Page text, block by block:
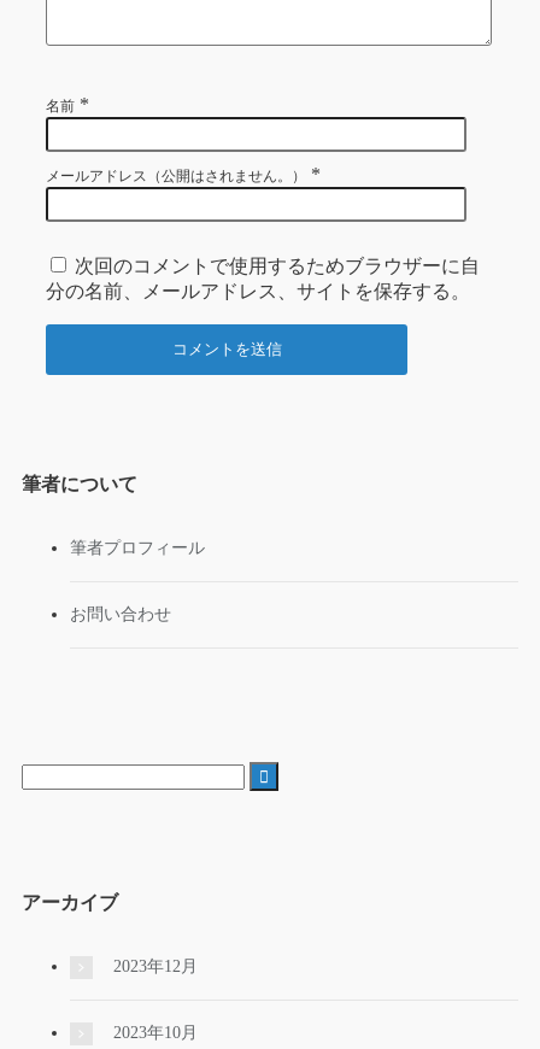
名前 *
メールアドレス（公開はされません。） *
次回のコメントで使用するためブラウザーに自
分の名前、メールアドレス、サイトを保存する。
筆者について
筆者プロフィール
お問い合わせ

アーカイブ
2023年12月
2023年10月